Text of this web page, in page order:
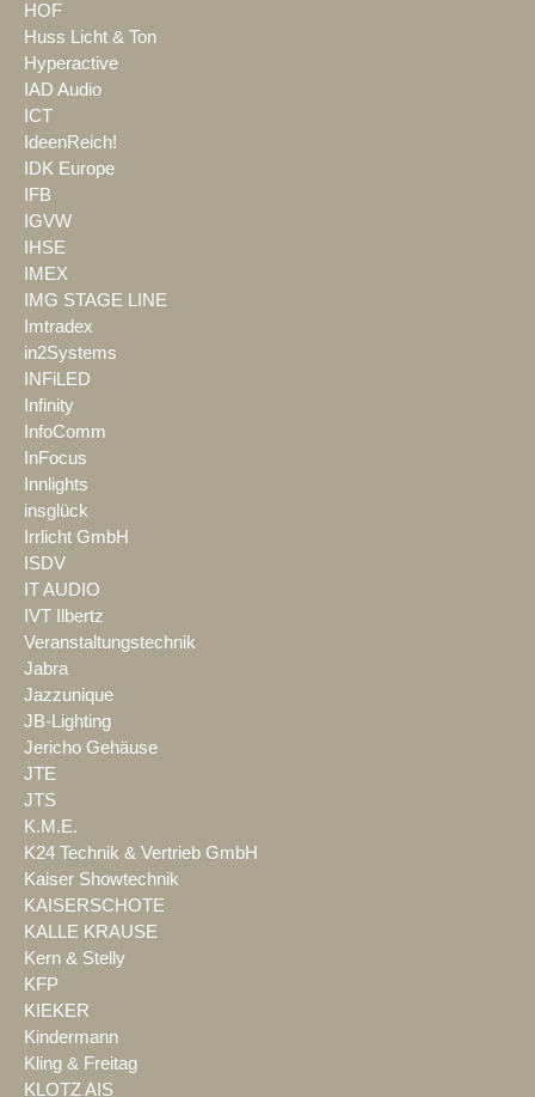
HOF
Huss Licht & Ton
Hyperactive
IAD Audio
ICT
IdeenReich!
IDK Europe
IFB
IGVW
IHSE
IMEX
IMG STAGE LINE
Imtradex
in2Systems
INFiLED
Infinity
InfoComm
InFocus
Innlights
insglück
Irrlicht GmbH
ISDV
IT AUDIO
IVT Ilbertz
Veranstaltungstechnik
Jabra
Jazzunique
JB-Lighting
Jericho Gehäuse
JTE
JTS
K.M.E.
K24 Technik & Vertrieb GmbH
Kaiser Showtechnik
KAISERSCHOTE
KALLE KRAUSE
Kern & Stelly
KFP
KIEKER
Kindermann
Kling & Freitag
KLOTZ AIS